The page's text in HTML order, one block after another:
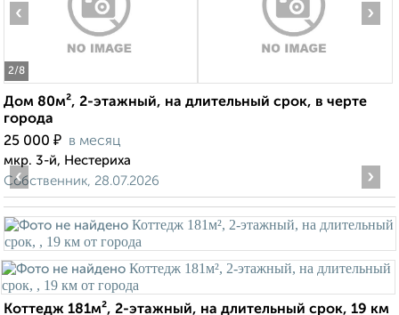
2/8
‹ ›
Дом 80м², 2-этажный, на длительный срок, в черте
города
25 000 ₽ в месяц
мкр. 3-й, Нестериха
Собственник, 28.07.2026
‹ ›
Коттедж 181м², 2-этажный, на длительный срок, 19 км